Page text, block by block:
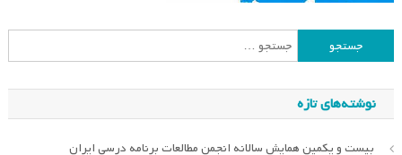
جستجو
برای:
نوشته‌های تازه
بیست و یکمین همایش سالانه انجمن مطالعات برنامه درسی ایران